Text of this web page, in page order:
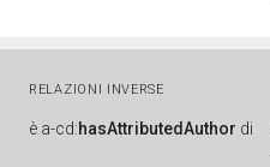
RELAZIONI INVERSE
è a-cd:hasAttributedAuthor di